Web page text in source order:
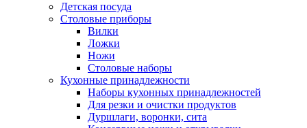
Детская посуда
Столовые приборы
Вилки
Ложки
Ножи
Столовые наборы
Кухонные принадлежности
Наборы кухонных принадлежностей
Для резки и очистки продуктов
Дуршлаги, воронки, сита